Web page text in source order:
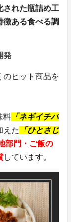
された瓶詰め工
徴ある食べる調
発
のヒット商品を
料 「ネギイチバ
えた
「ひとさじ
部門・ご飯の
しています。